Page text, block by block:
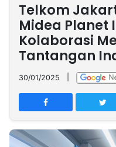
Nasional
International
Olahraga
Entertainment
Daerah
Pariwisata
Kuliner
Kolom
Network
PT
TREETAN
MULTIMEDIA
INDONESIA
Telkom
Midea Planet
Kolaborasi
Tantangan
30/01/2025